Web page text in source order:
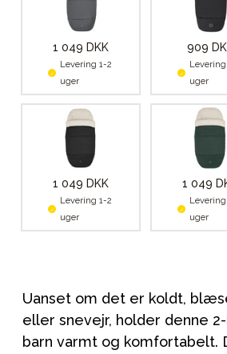
1 049 DKK
Levering 1-2
uger
909
Levering
uger
1 049 DKK
Levering 1-2
uger
1 049
Levering
uger
Uanset om det er koldt,
eller snevejr, holder denne
barn varmt og komfortabelt.